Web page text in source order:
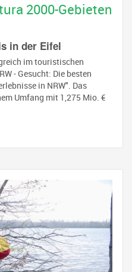
2000-Gebieten
in der Eifel
im touristischen
- Gesucht: Die besten
in NRW". Das
Umfang mit 1,275 Mio. €